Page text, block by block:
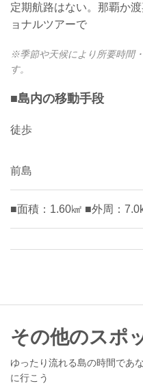
定期航路はない。那覇か
ョナルツアーで
※季節や天候により所要時間
す。
■島内の移動手段
徒歩
前島
■面積：1.60㎢ ■外周：
その他のスポ
ゆったり流れる島の時間であ
に行こう